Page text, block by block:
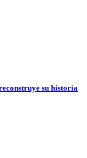
su historia